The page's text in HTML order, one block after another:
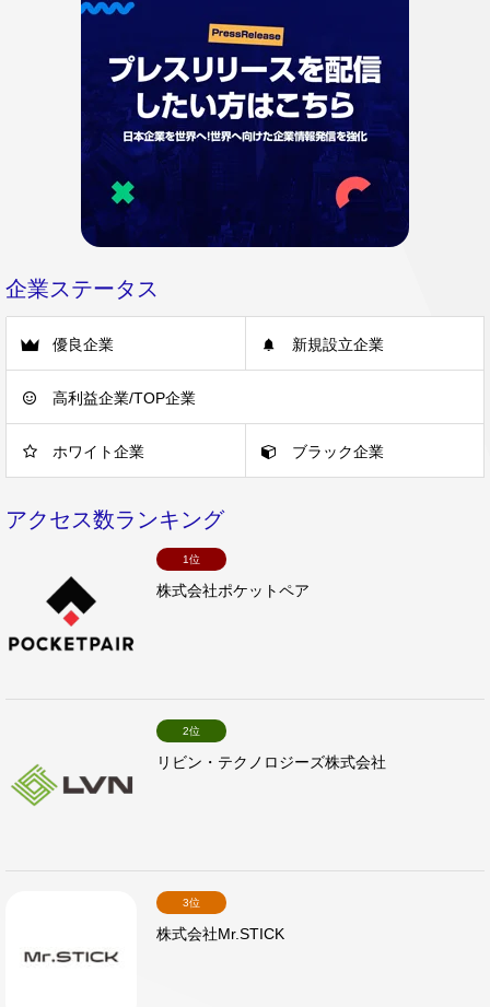
企業ステータス
優良企業 新規設立企業
高利益企業/TOP企業
ホワイト企業 ブラック企業
アクセス数ランキング
1位
株式会社ポケットペア
2位
リビン・テクノロジーズ株式会社
3位
株式会社Mr.STICK